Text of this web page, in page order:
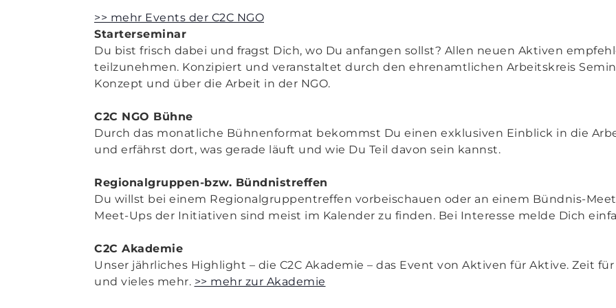
>> mehr Events der C2C NGO
Starterseminar
Du bist frisch dabei und fragst Dich, wo Du anfangen sollst? Allen neuen Aktiven
teilzunehmen. Konzipiert und veranstaltet durch den ehrenamtlichen Arbeitskreis
Konzept und über die Arbeit in der NGO.
C2C NGO Bühne
Durch das monatliche Bühnenformat bekommst Du einen exklusiven Einblick in die
und erfährst dort, was gerade läuft und wie Du Teil davon sein kannst.
Regionalgruppen-bzw. Bündnistreffen
Du willst bei einem Regionalgruppentreffen vorbeischauen oder an einem Bündnis-
Meet-Ups der Initiativen sind meist im Kalender zu finden. Bei Interesse melde Dich
C2C Akademie
Unser jährliches Highlight – die C2C Akademie – das Event von Aktiven für Aktive. Zeit
und vieles mehr. >> mehr zur Akademie